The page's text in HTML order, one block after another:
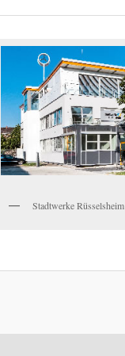
Stadtwerke Rüsselsheim